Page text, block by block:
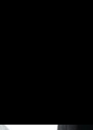
デンティティを深く適
とクオリティを重視し
WIPとの初コラボレー
WIP」オリジナルフォ
刺繍されたシンプルで
っている。